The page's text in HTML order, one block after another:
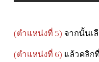
(ตำแหน่งที่ 5) จากนั้นเ
(ตำแหน่งที่ 6) แล้วคลิกที่